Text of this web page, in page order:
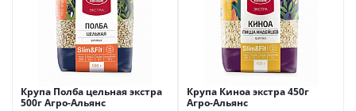
Крупа Полба цельная экстра
500г Агро-Альянс
Крупа Киноа экстра 450г
Агро-Альянс